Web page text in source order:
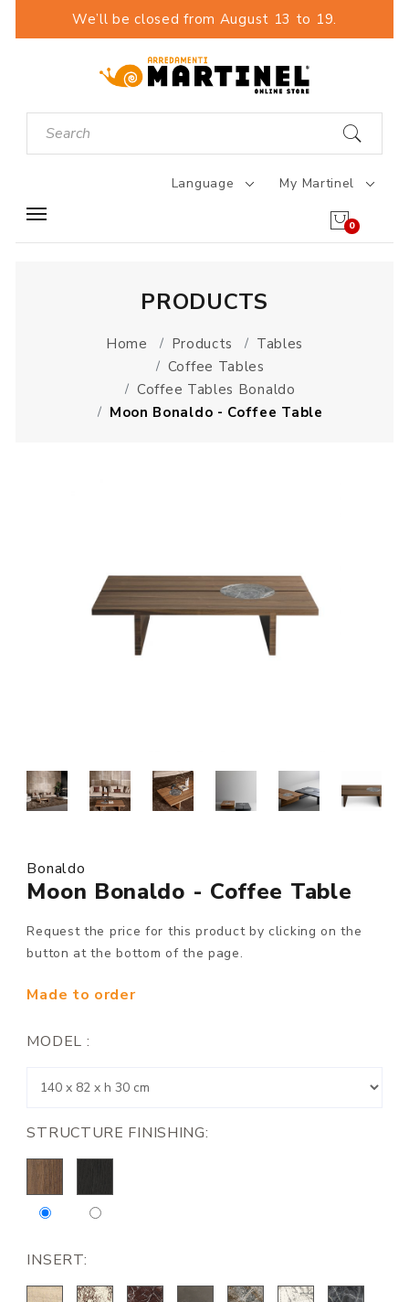
We’ll be closed from August 13 to 19.
Language My Martinel
0
PRODUCTS
Home Products
Tables
Coffee Tables
Coffee Tables Bonaldo
Moon Bonaldo - Coffee Table
Bonaldo
Moon Bonaldo - Coffee Table
Request the price for this product by clicking on the
button at the bottom of the page.
Made to order
MODEL :
STRUCTURE FINISHING:
INSERT: